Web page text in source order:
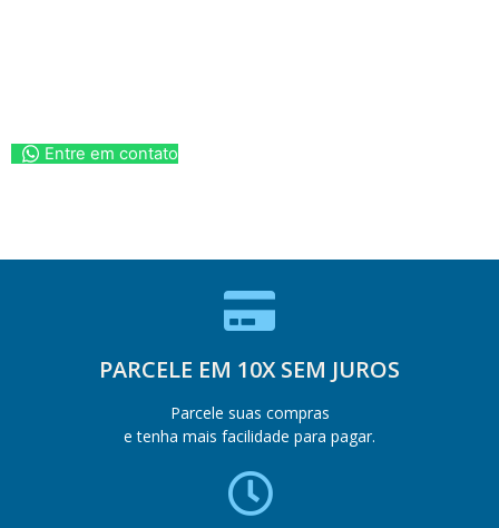
Entre em contato
PARCELE EM 10X SEM JUROS
Parcele suas compras
e tenha mais facilidade para pagar.